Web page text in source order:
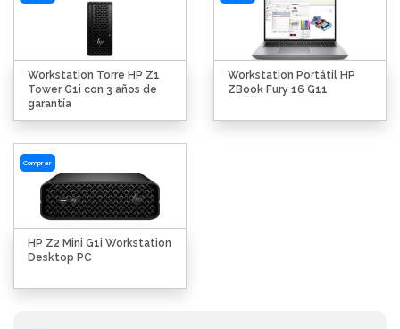
Workstation Torre HP Z1
Tower G1i con 3 años de
garantía
Workstation Portátil HP
ZBook Fury 16 G11
Comprar
HP Z2 Mini G1i Workstation
Desktop PC